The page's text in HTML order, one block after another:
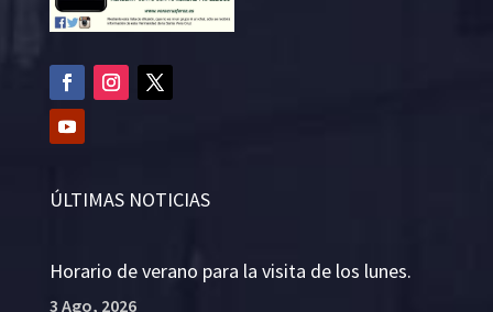
ÚLTIMAS NOTICIAS
Horario de verano para la visita de los lunes.
3 Ago, 2026